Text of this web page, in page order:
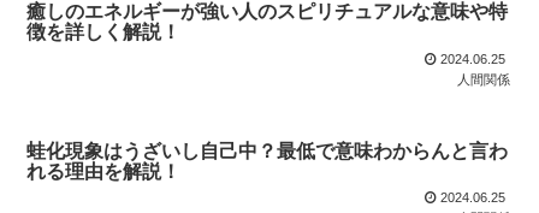
癒しのエネルギーが強い人のスピリチュアルな意味や特
徴を詳しく解説！
2024.06.25
人間関係
蛙化現象はうざいし自己中？最低で意味わからんと言わ
れる理由を解説！
2024.06.25